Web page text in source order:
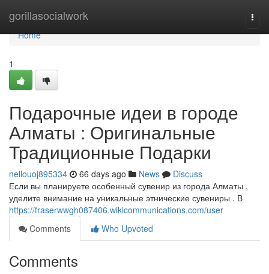
gorillasocialwork
Home
Home
1
Подарочные идеи в городе
Алматы : Оригинальные
Традиционные Подарки
nellouoj895334 66 days ago News
Discuss
Если вы планируете особенный сувенир из города Алматы ,
уделите внимание на уникальные этнические сувениры . В
https://fraserwwgh087406.wikicommunications.com/user
Comments
Who Upvoted
Comments